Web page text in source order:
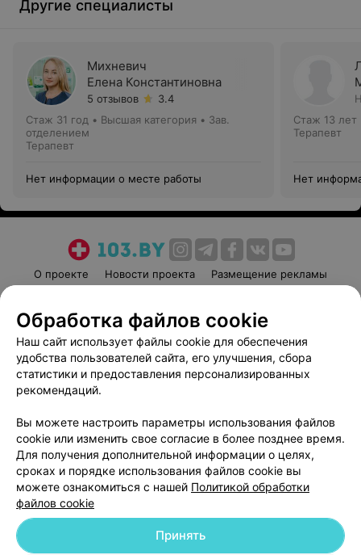
Другие специалисты
Михневич
Елена Константиновна
5 отзывов
3.4
Стаж 31 год • Высшая категория • Зав.
отделением
Терапевт
Нет информации о месте работы
Стаж 13 лет
Терапевт
Нет
О проекте Новости проекта
Размещение рекламы
Пользовательское соглашение
Способы оплаты
Вакансии
Партнеры
Написать руководителю 103.by
Обработка персональных данных
© 2026 ООО «Артокс Лаб», УНП 191700409 | 220012, Республика Беларусь,
Обработка файлов cookie
Наш сайт использует файлы cookie для обеспечения
удобства пользователей сайта, его улучшения, сбора
статистики и предоставления персонализированных
рекомендаций.
Вы можете настроить параметры использования файлов
cookie или изменить свое согласие в более позднее время.
Для получения дополнительной информации о целях,
сроках и порядке использования файлов cookie вы
можете ознакомиться с нашей Политикой обработки
файлов cookie
Принять